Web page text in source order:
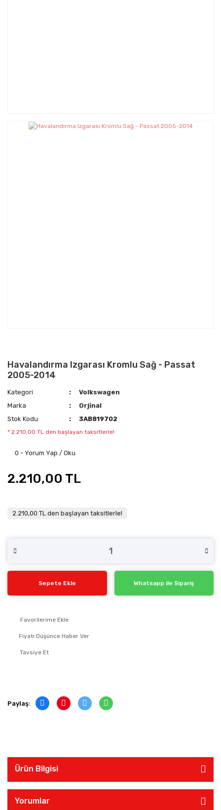
Havalandırma Izgarası Kromlu Sağ - Passat
2005-2014
Kategori
Volkswagen
Marka
Orjinal
Stok Kodu
3AB819702
* 2.210,00 TL den başlayan taksitlerle!
0 - Yorum Yap / Oku
2.210,00 TL
2.210,00 TL den başlayan taksitlerle!
Sepete Ekle Whatsapp ile Sipariş
Fiyatı Düşünce Haber Ver
Tavsiye Et
Paylaş:
Ürün Bilgisi
Yorumlar